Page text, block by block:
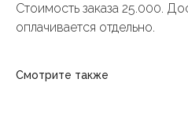
Стоимость заказа 25.000.
оплачивается отдельно.
Смотрите также